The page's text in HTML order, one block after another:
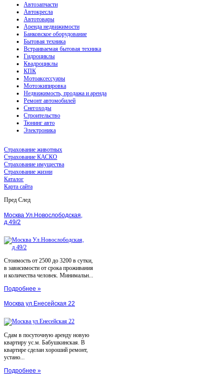
Автозапчасти
Автокресла
Автотовары
Аренда недвижимости
Банковское оборудование
Бытовая техника
Встраиваемая бытовая техника
Гидроциклы
Квадроциклы
КПК
Мотоаксессуары
Мотоэкипировка
Недвижимость, продажа и аренда
Ремонт автомобилей
Снегоходы
Строительство
Тюнинг авто
Электроника
Страхование животных
Страхование КАСКО
Страхование имущества
Страхование жизни
Каталог
Карта сайта
Пред След
Москва Ул.Новослободская,
д.49/2
Стоимость от 2500 до 3200 в сутки,
в зависимости от срока проживания
и количества человек. Минимальн...
Подробнее »
Москва ул.Енесейская 22
Сдам в посуточную аренду новую
квартиру ус.м. Бабушкинская. В
квартире сделан хороший ремонт,
устано...
Подробнее »